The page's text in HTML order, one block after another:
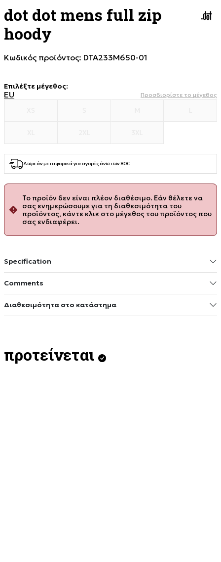
dot dot mens full zip
hoody
Κωδικός προϊόντος: DTA233M650-01
Επιλέξτε μέγεθος:
EU Προσδιορίστε το μέγεθος
Δωρεάν μεταφορικά για αγορές άνω των 80€
Το προϊόν δεν είναι πλέον διαθέσιμο. Εάν θέλετε να
σας ενημερώσουμε για τη διαθεσιμότητα του
προϊόντος, κάντε κλικ στο μέγεθος του προϊόντος που
σας ενδιαφέρει.
Specification
Comments
Διαθεσιμότητα στο κατάστημα
προτείνεται